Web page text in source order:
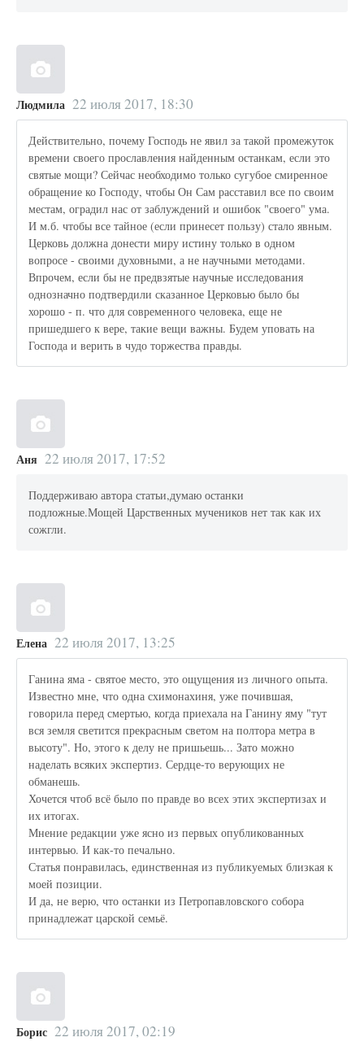
Людмила 22 июля 2017, 18:30
Действительно, почему Господь не явил за такой промежуток
времени своего прославления найденным останкам, если это
святые мощи? Сейчас необходимо только сугубое смиренное
обращение ко Господу, чтобы Он Сам расставил все по своим
местам, оградил нас от заблуждений и ошибок "своего" ума.
И м.б. чтобы все тайное (если принесет пользу) стало явным.
Церковь должна донести миру истину только в одном
вопросе - своими духовными, а не научными методами.
Впрочем, если бы не предвзятые научные исследования
однозначно подтвердили сказанное Церковью было бы
хорошо - п. что для современного человека, еще не
пришедшего к вере, такие вещи важны. Будем уповать на
Господа и верить в чудо торжества правды.
Аня 22 июля 2017, 17:52
Поддерживаю автора статьи,думаю останки
подложные.Мощей Царственных мучеников нет так как их
сожгли.
Елена 22 июля 2017, 13:25
Ганина яма - святое место, это ощущения из личного опыта.
Известно мне, что одна схимонахиня, уже почившая,
говорила перед смертью, когда приехала на Ганину яму "тут
вся земля светится прекрасным светом на полтора метра в
высоту". Но, этого к делу не пришьешь... Зато можно
наделать всяких экспертиз. Сердце-то верующих не
обманешь.
Хочется чтоб всё было по правде во всех этих экспертизах и
их итогах.
Мнение редакции уже ясно из первых опубликованных
интервью. И как-то печально.
Статья понравилась, единственная из публикуемых близкая к
моей позиции.
И да, не верю, что останки из Петропавловского собора
принадлежат царской семьё.
Борис 22 июля 2017, 02:19